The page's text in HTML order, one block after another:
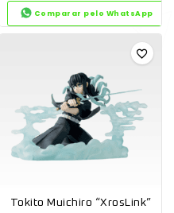
Comparar pelo WhatsApp
Tokito Muichiro “XrosLink”